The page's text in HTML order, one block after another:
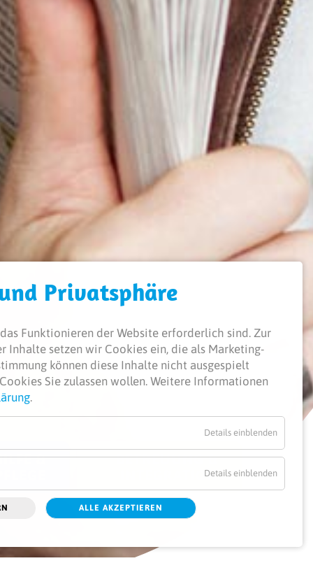
&
BETREUUNG &
INTEGRATION
Privatsphäre
Funktionieren der Website erforderlich sind. Zur
Inhalte setzen wir Cookies ein, die als Marketing-
können diese Inhalte nicht ausgespielt
Sie zulassen wollen. Weitere Informationen
.
Details einblenden
Details einblenden
ALLE AKZEPTIEREN